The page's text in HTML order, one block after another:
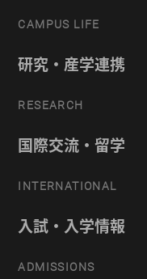
CAMPUS LIFE
研究・産学連携
RESEARCH
国際交流・留学
INTERNATIONAL
入試・入学情報
ADMISSIONS